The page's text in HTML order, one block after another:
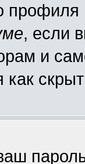
, если
и
как